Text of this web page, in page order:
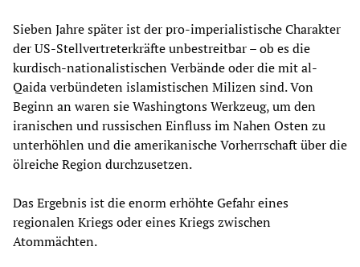
Sieben Jahre später ist der pro-imperialistische Charakter
der US-Stellvertreterkräfte unbestreitbar – ob es die
kurdisch-nationalistischen Verbände oder die mit al-
Qaida verbündeten islamistischen Milizen sind. Von
Beginn an waren sie Washingtons Werkzeug, um den
iranischen und russischen Einfluss im Nahen Osten zu
unterhöhlen und die amerikanische Vorherrschaft über die
ölreiche Region durchzusetzen.
Das Ergebnis ist die enorm erhöhte Gefahr eines
regionalen Kriegs oder eines Kriegs zwischen
Atommächten.